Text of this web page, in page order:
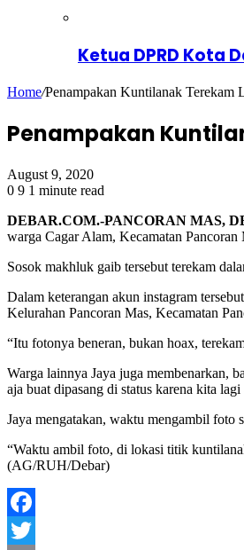
Ketua DPRD Kota
Home/Penampakan Kuntilanak
Penampakan
August 9, 2020
0 9 1 minute read
DEBAR.COM.-PANCORAN MAS,
warga Cagar Alam, Kecamatan
Sosok makhluk gaib tersebut terekam
Dalam keterangan akun instagram
Kelurahan Pancoran Mas, Kecamatan
“Itu fotonya beneran, bukan hoax,
Warga lainnya Jaya juga membenarkan,
aja buat dipasang di status karena kita
Jaya mengatakan, waktu mengambil foto
“Waktu ambil foto, di lokasi titik
(AG/RUH/Debar)
Facebook